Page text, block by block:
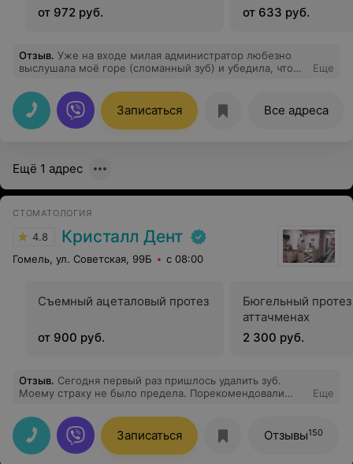
от 972 руб.
от 633 руб.
Отзыв. Уже на входе милая администратор любезно
выслушала моё горе (сломанный зуб) и убедила, что
ближайшее время. И вскоре всё починено. Выражаю
благодарность всему коллективу клиники "Смайл-
Дент". В особенности Горда Ирине Александровне за
профессионализм и отзывчивость. А так же Наталье
находят подход к каждому клиенту. Долгих лет
Еще
Записаться Все адреса
Ещё 1 адрес
СТОМАТОЛОГИЯ
4.8 Кристалл Дент
Гомель, ул. Советская, 99Б с 08:00
Съемный ацеталовый протез
от 900 руб.
Бюгельный
аттачменах
2 300 руб.
Отзыв. Сегодня первый раз пришлось удалить зуб.
Моему страху не было предела. Порекомендовали
действительно волшебник с золотыми руками!!! Все
прошло замечательно, быстро и без боли! Огромное
спасибо!!!!
Еще
Записаться Отзывы150